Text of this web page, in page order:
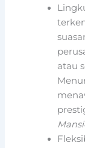
atau